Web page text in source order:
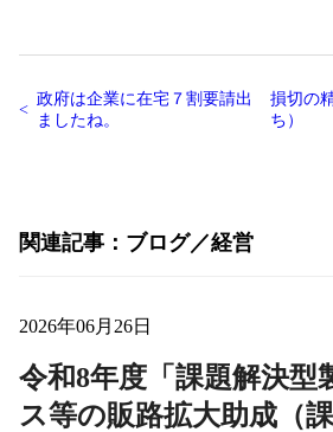
政府は企業に在宅７割要請出
ましたね。
損切の
ち）
関連記事 ブログ 経営
2026年06月26日
令和8年度「課題解決型
ス等の販路拡大助成（